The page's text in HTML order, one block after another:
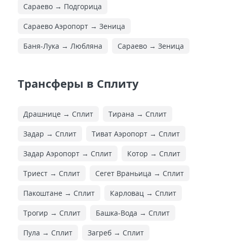
Сараево → Подгорица
Сараево Аэропорт → Зеница
Баня-Лука → Любляна Сараево → Зеница
Трансферы в Сплиту
Драшнице → Сплит Тирана → Сплит
Задар → Сплит Тиват Аэропорт → Сплит
Задар Аэропорт → Сплит Котор → Сплит
Триест → Сплит Сегет Враньица → Сплит
Пакоштане → Сплит Карловац → Сплит
Трогир → Сплит Башка-Вода → Сплит
Пула → Сплит Загреб → Сплит